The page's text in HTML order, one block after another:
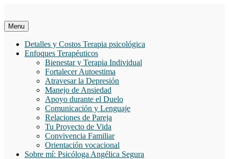
contenido
Menu
Detalles y Costos Terapia psicológica
Enfoques Terapéuticos
Bienestar y Terapia Individual
Fortalecer Autoestima
Atravesar la Depresión
Manejo de Ansiedad
Apoyo durante el Duelo
Comunicación y Lenguaje
Relaciones de Pareja
Tu Proyecto de Vida
Convivencia Familiar
Orientación vocacional
Sobre mí: Psicóloga Angélica Segura